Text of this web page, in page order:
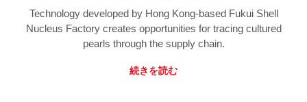
Technology developed by Hong Kong-based Fukui Shell
Nucleus Factory creates opportunities for tracing cultured
pearls through the supply chain.
続きを読む